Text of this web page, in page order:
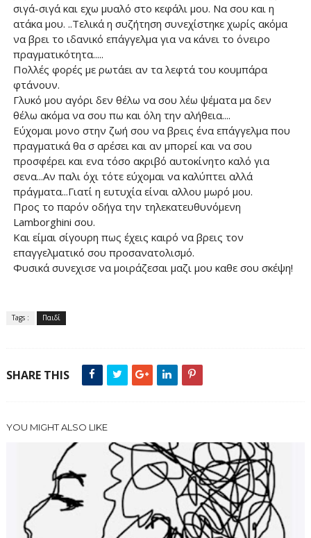
σιγά-σιγά και εχω μυαλό στο κεφάλι μου. Να σου και η
ατάκα μου. ..Τελικά η συζήτηση συνεχίστηκε χωρίς ακόμα
να βρει το ιδανικό επάγγελμα για να κάνει το όνειρο
πραγματικότητα.....
Πολλές φορές με ρωτάει αν τα λεφτά του κουμπάρα
φτάνουν.
Γλυκό μου αγόρι δεν θέλω να σου λέω ψέματα μα δεν
θέλω ακόμα να σου πω και όλη την αλήθεια....
Εύχομαι μονο στην ζωή σου να βρεις ένα επάγγελμα που
πραγματικά θα σ αρέσει και αν μπορεί και να σου
προσφέρει και ενα τόσο ακριβό αυτοκίνητο καλό για
σενα...Αν παλι όχι τότε εύχομαι να καλύπτει αλλά
πράγματα...Γιατί η ευτυχία είναι αλλου μωρό μου.
Προς το παρόν οδήγα την τηλεκατευθυνόμενη
Lamborghini σου.
Και είμαι σίγουρη πως έχεις καιρό να βρεις τον
επαγγελματικό σου προσανατολισμό.
Φυσικά συνεχισε να μοιράζεσαι μαζι μου καθε σου σκέψη!
Tags : Παιδί
SHARE THIS
YOU MIGHT ALSO LIKE